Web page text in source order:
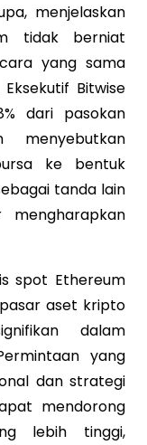
menjelaskan
tidak berniat
yang sama
Bitwise
dari pasokan
ke bentuk
tanda lain
spot Ethereum
aset kripto
dalam
yang
dan strategi
mendorong
lebih tinggi,